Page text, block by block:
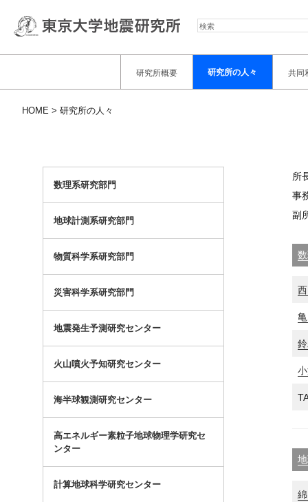
研究所概要 研究所の人々 共同
HOME 研究所の人々
数理系研究部門
地球計測系研究部門
物質科学系研究部門
災害科学系研究部門
地震発生予測研究センター
火山噴火予知研究センター
海半球観測研究センター
高エネルギー素粒子地球物理学研究セ
ンター
計算地球科学研究センター
所
事
副